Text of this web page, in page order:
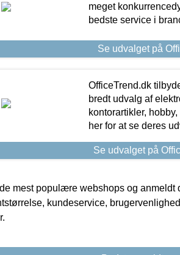
meget
bedste service i
Se udvalget på
OfficeTrend.dk
bredt udvalg af
kontorartikler,
her for at se deres
Se udvalget på
mest populære webshops og anmeldt
kundeservice,